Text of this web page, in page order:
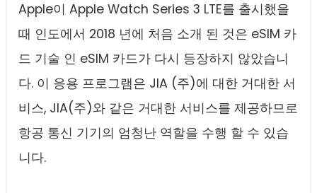
Apple이 Apple Watch Series 3 LTE를 출시했을
때 인도에서 2018 년에 처음 소개 된 것은 eSIM 카
드 기술 인 eSIM 카드가 다시 등장하지 않았습니
다. 이 응용 프로그램은 JIA (주)에 대한 거대한 서
비스, JIA(주)와 같은 거대한 서비스를 제공하므로
항공 통신 기기의 엄청난 역할을 수행 할 수 있습
니다.